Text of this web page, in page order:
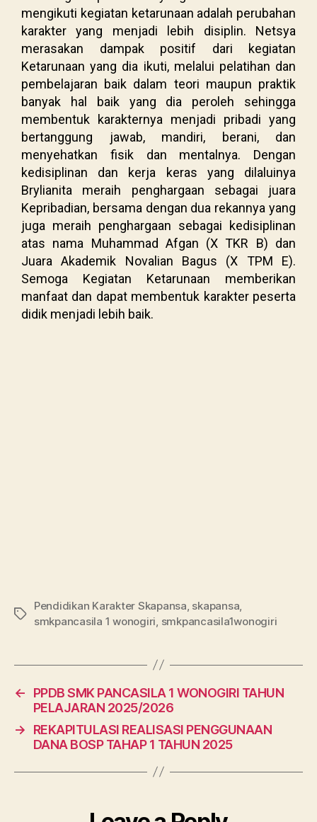
mengikuti kegiatan ketarunaan adalah perubahan
karakter yang menjadi lebih disiplin. Netsya
merasakan dampak positif dari kegiatan
Ketarunaan yang dia ikuti, melalui pelatihan dan
pembelajaran baik dalam teori maupun praktik
banyak hal baik yang dia peroleh sehingga
membentuk karakternya menjadi pribadi yang
bertanggung jawab, mandiri, berani, dan
menyehatkan fisik dan mentalnya. Dengan
kedisiplinan dan kerja keras yang dilaluinya
Brylianita meraih penghargaan sebagai juara
Kepribadian, bersama dengan dua rekannya yang
juga meraih penghargaan sebagai kedisiplinan
atas nama Muhammad Afgan (X TKR B) dan
Juara Akademik Novalian Bagus (X TPM E).
Semoga Kegiatan Ketarunaan memberikan
manfaat dan dapat membentuk karakter peserta
didik menjadi lebih baik.
Pendidikan Karakter Skapansa skapansa
smkpancasila 1 wonogiri smkpancasila1wonogiri
←
PPDB SMK PANCASILA 1 WONOGIRI TAHUN
PELAJARAN 2025/2026
→
REKAPITULASI REALISASI PENGGUNAAN
DANA BOSP TAHAP 1 TAHUN 2025